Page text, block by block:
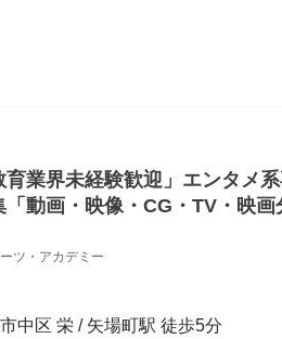
業界未経験歓迎」エンタメ
「動画・映像・CG・TV・映画
ツ・アカデミー
中区 栄 / 矢場町駅 徒歩5分